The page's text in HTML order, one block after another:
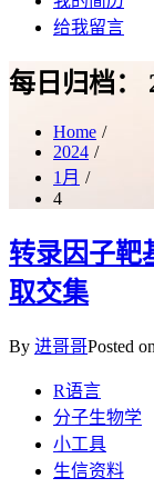
给我留言
每日归档：
Home
2024
1月
4
转录因子靶
取交集
By 进哥哥Posted on
R语言
分子生物学
小工具
生信资料